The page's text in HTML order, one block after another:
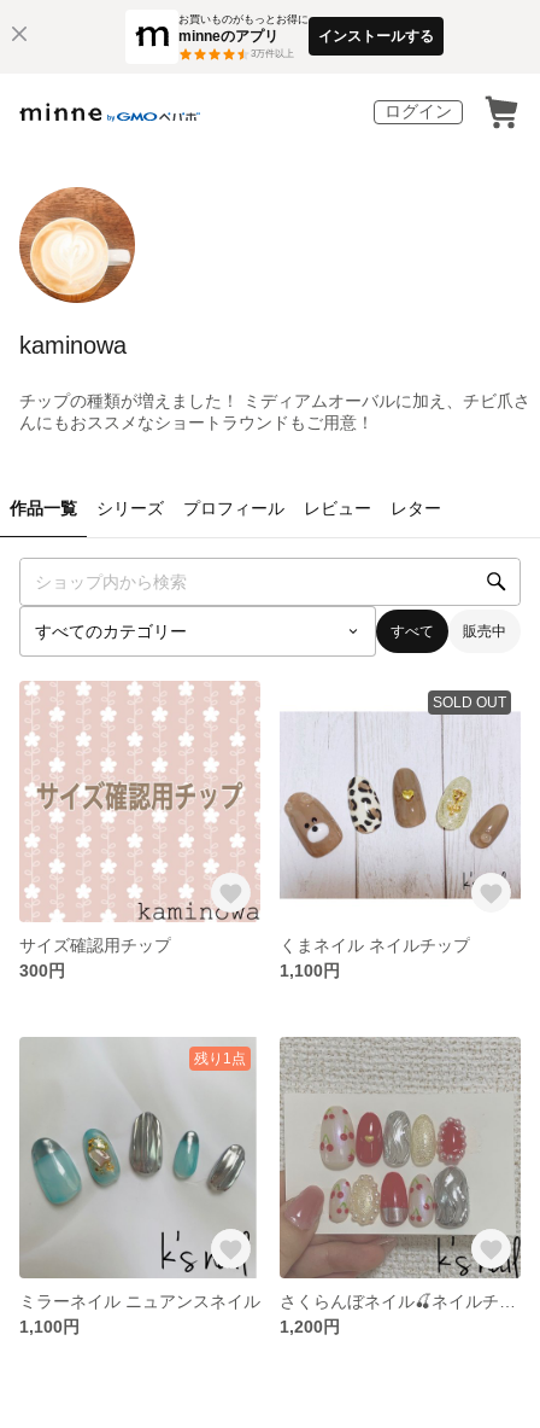
お買いものがもっとお得に
minneのアプリ
3万件以上
インストールする
ログイン
kaminowa
チップの種類が増えました！ ミディアムオーバルに加え、チビ爪さ
んにもおススメなショートラウンドもご用意！
作品一覧 シリーズ プロフィール レビュー レター
すべて 販売中
サイズ確認用チップ
300円
SOLD OUT
くまネイル ネイルチップ
1,100円
残り1点
ミラーネイル ニュアンスネイル
1,100円
1,200円